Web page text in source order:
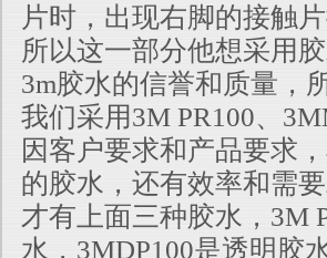
片时，出现右脚的接触
所以这一部分他想采用
3m胶水的信誉和质量，
我们采用3M PR100、
因客户要求和产品要求
的胶水，还有效率和需
才有上面三种胶水，3M
水，3MDP100是透明胶